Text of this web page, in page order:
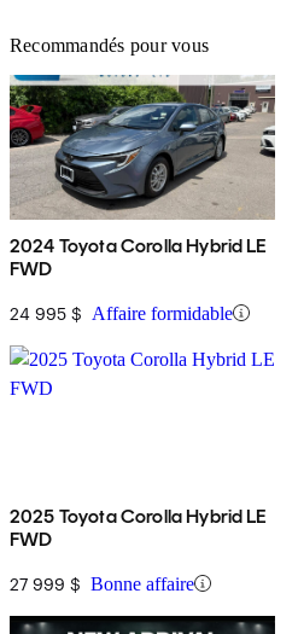
Recommandés pour vous
2024 Toyota Corolla Hybrid LE
FWD
24 995 $ Affaire formidable
2025 Toyota Corolla Hybrid LE
FWD
27 999 $ Bonne affaire